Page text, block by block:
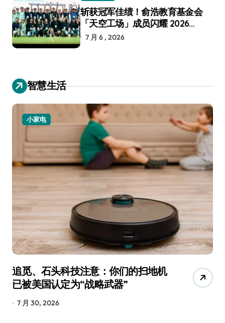
斩获冠军佳绩！俞浩教育基金会
「天空工场」成员闪耀 2026
RoboCup 机器人世界杯
7 月 6 , 2026
智慧生活
小家电
追觅、石头科技注意：你们的扫地机
已被美国认定为“战略武器”
7 月 30, 2026